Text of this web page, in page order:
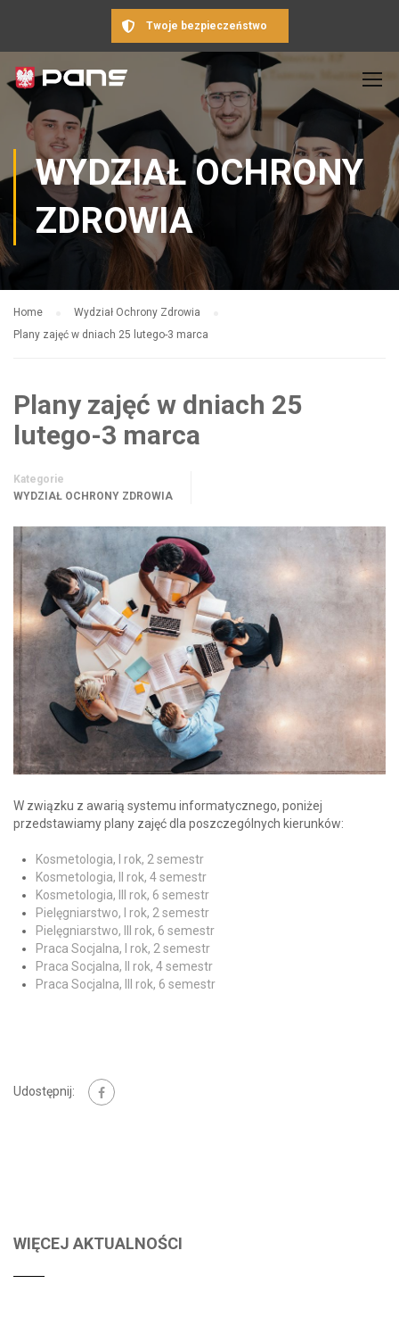
Twoje bezpieczeństwo
WYDZIAŁ OCHRONY
ZDROWIA
Home
Wydział Ochrony Zdrowia
Plany zajęć w dniach 25 lutego-3 marca
Plany zajęć w dniach 25
lutego-3 marca
Kategorie
WYDZIAŁ OCHRONY ZDROWIA
W związku z awarią systemu informatycznego, poniżej
przedstawiamy plany zajęć dla poszczególnych kierunków:
Kosmetologia, I rok, 2 semestr
Kosmetologia, II rok, 4 semestr
Kosmetologia, III rok, 6 semestr
Pielęgniarstwo, I rok, 2 semestr
Pielęgniarstwo, III rok, 6 semestr
Praca Socjalna, I rok, 2 semestr
Praca Socjalna, II rok, 4 semestr
Praca Socjalna, III rok, 6 semestr
Udostępnij:
WIĘCEJ AKTUALNOŚCI